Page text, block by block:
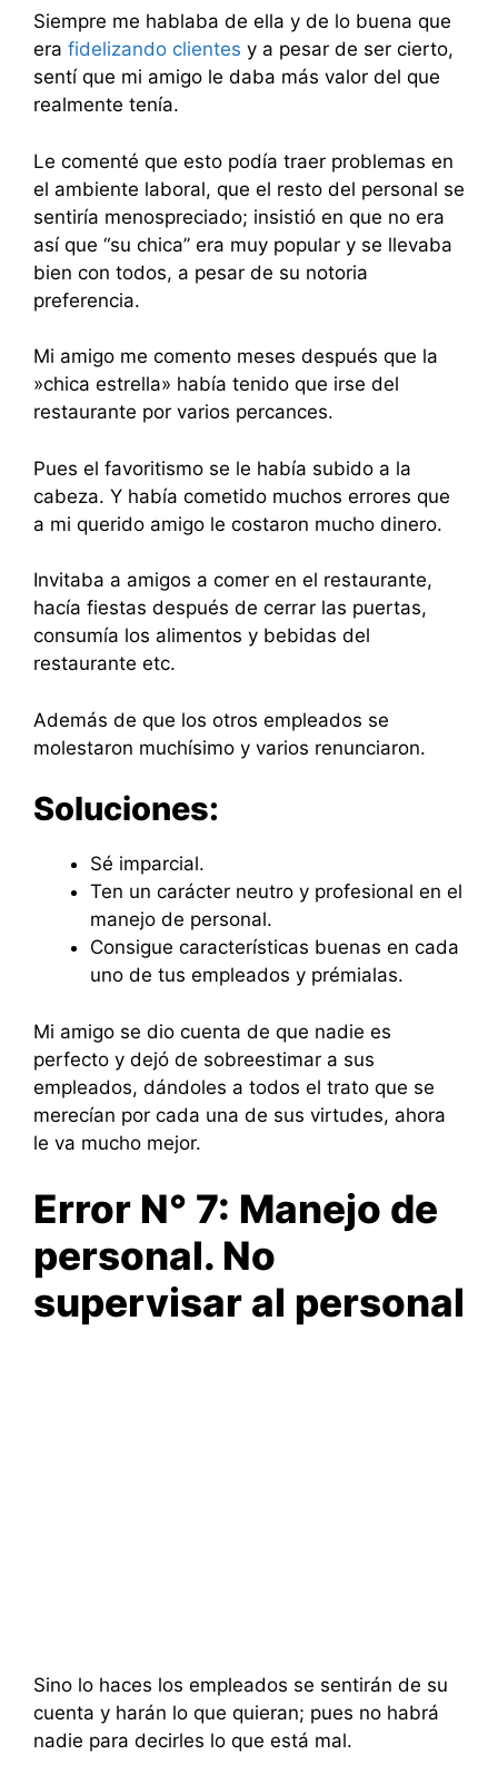
Siempre me hablaba de ella y de lo buena que
era fidelizando clientes y a pesar de ser cierto,
sentí que mi amigo le daba más valor del que
realmente tenía.
Le comenté que esto podía traer problemas en
el ambiente laboral, que el resto del personal se
sentiría menospreciado; insistió en que no era
así que “su chica’’ era muy popular y se llevaba
bien con todos, a pesar de su notoria
preferencia.
Mi amigo me comento meses después que la
»chica estrella» había tenido que irse del
restaurante por varios percances.
Pues el favoritismo se le había subido a la
cabeza. Y había cometido muchos errores que
a mi querido amigo le costaron mucho dinero.
Invitaba a amigos a comer en el restaurante,
hacía fiestas después de cerrar las puertas,
consumía los alimentos y bebidas del
restaurante etc.
Además de que los otros empleados se
molestaron muchísimo y varios renunciaron.
Soluciones:
Sé imparcial.
Ten un carácter neutro y profesional en el
manejo de personal.
Consigue características buenas en cada
uno de tus empleados y prémialas.
Mi amigo se dio cuenta de que nadie es
perfecto y dejó de sobreestimar a sus
empleados, dándoles a todos el trato que se
merecían por cada una de sus virtudes, ahora
le va mucho mejor.
Error N° 7: Manejo de
personal. No
supervisar al personal
Sino lo haces los empleados se sentirán de su
cuenta y harán lo que quieran; pues no habrá
nadie para decirles lo que está mal.